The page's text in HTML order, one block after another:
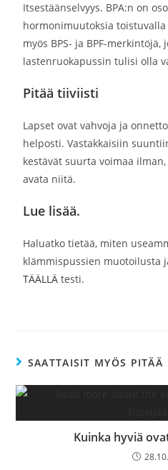
Itsestäänselvyys. BPA:n on
hormonimuutoksia
myös BPS- ja BPF-merkintöjä,
lastenruokapussin tulisi olla
Pitää tiiviisti
Lapset ovat vahvoja ja
helposti. Vastakkaisiin
kestävät suurta voimaa
avata niitä.
Lue lisää.
Haluatko tietää, miten
klämmispussien muotoilusta
TÄÄLLÄ testi.
SAATTAISIT MYÖS PITÄÄ
Kuinka hyviä